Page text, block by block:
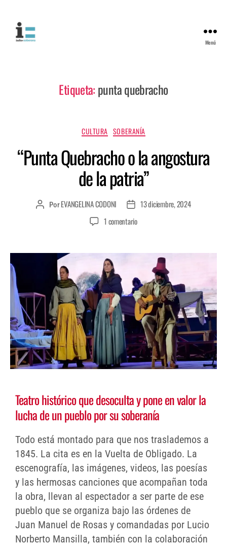
Menú
Etiqueta:punta quebracho
CULTURA SOBERANÍA
“Punta Quebracho o la angostura
de la patria”
PorEVANGELINA CODONI
13 diciembre, 2024
1 comentario
Teatro histórico que desoculta y pone en valor la
lucha de un pueblo por su soberanía
Todo está montado para que nos traslademos a
1845. La cita es en la Vuelta de Obligado. La
escenografía, las imágenes, videos, las poesías
y las hermosas canciones que acompañan toda
la obra, llevan al espectador a ser parte de ese
pueblo que se organiza bajo las órdenes de
Juan Manuel de Rosas y comandadas por Lucio
Norberto Mansilla, también con la colaboración